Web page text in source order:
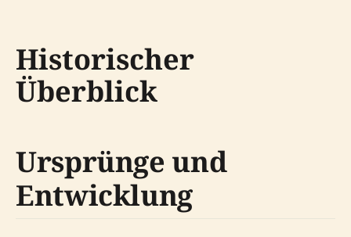
Historischer
Überblick
Ursprünge und
Entwicklung